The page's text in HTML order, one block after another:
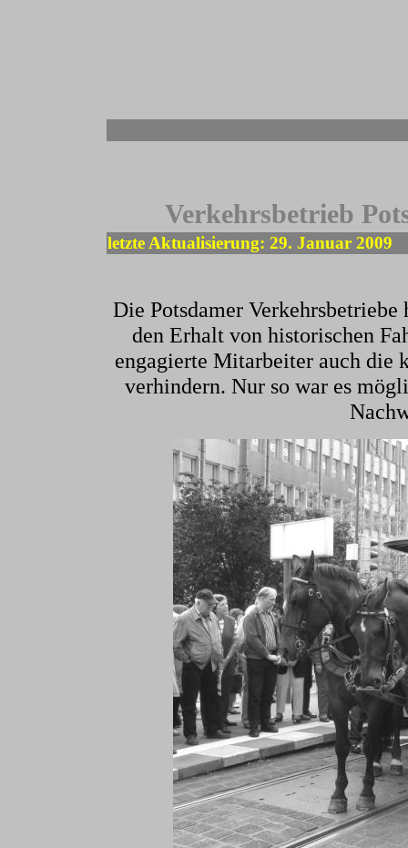
Verkehrsbetrieb
letzte Aktualisierung: 29. Januar 2009
Die Potsdamer
den Erhalt von historischen
engagierte Mitarbeiter auch die
verhindern. Nur so war es